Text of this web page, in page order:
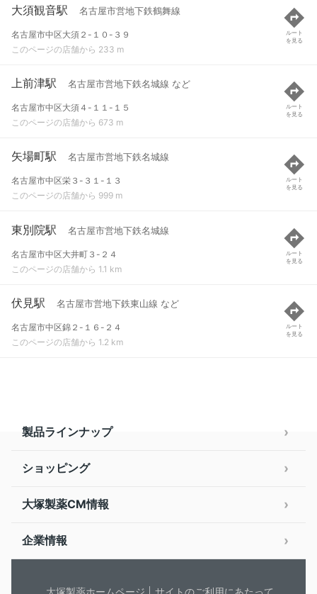
大須観音駅 名古屋市営地下鉄鶴舞線
名古屋市中区大須２-１０-３９
このページの店舗から 233 m
ルート
を見る
上前津駅 名古屋市営地下鉄名城線 など
名古屋市中区大須４-１１-１５
このページの店舗から 673 m
ルート
を見る
矢場町駅 名古屋市営地下鉄名城線
名古屋市中区栄３-３１-１３
このページの店舗から 999 m
ルート
を見る
東別院駅 名古屋市営地下鉄名城線
名古屋市中区大井町３-２４
このページの店舗から 1.1 km
ルート
を見る
伏見駅 名古屋市営地下鉄東山線 など
名古屋市中区錦２-１６-２４
このページの店舗から 1.2 km
ルート
を見る
製品ラインナップ
ショッピング
大塚製薬CM情報
企業情報